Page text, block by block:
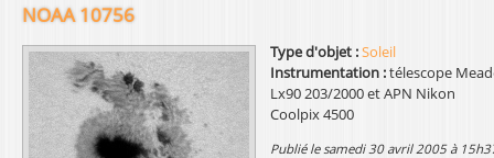
NOAA 10756
Type d'objet :Soleil
Instrumentation :télescope
Lx90 203/2000 et APN Nikon
Coolpix 4500
publié le samedi 30 avril 2005 à